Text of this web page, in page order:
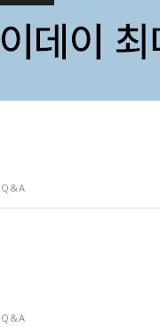
Q&A
Q&A